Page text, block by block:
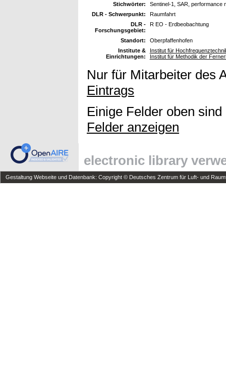
Stichwörter:
Sentinel-1, SAR, performance
DLR - Schwerpunkt:
Raumfahrt
DLR -
Forschungsgebiet:
R EO - Erdbeobachtung
Standort:
Oberpfaffenhofen
Institute &
Einrichtungen:
Institut für
Institut für Methodik der
Nur für Mitarbeiter des
Eintrags
Einige Felder oben
Felder anzeigen
electronic library
Gestaltung Webseite und Datenbank: Copyright © Deutsches Zentrum für Luft- und